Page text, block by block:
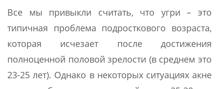
Все мы привыкли считать, что угри – это
типичная проблема подросткового возраста,
которая исчезает после достижения
полноценной половой зрелости (в среднем это
23-25 лет). Однако в некоторых ситуациях акне